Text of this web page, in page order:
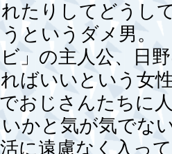
たりしてどうし
というダメ男。
」の主人公、日
ばいいという女
おじさんたちに
かと気が気でな
に遠慮なく入っ